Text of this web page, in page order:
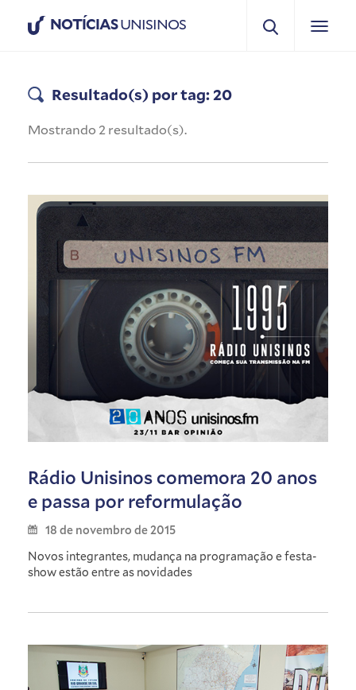
NOTÍCIASUNISINOS
Resultado(s) por tag: 20
Mostrando 2 resultado(s).
Rádio Unisinos comemora 20 anos
e passa por reformulação
18 de novembro de 2015
Novos integrantes, mudança na programação e festa-
show estão entre as novidades